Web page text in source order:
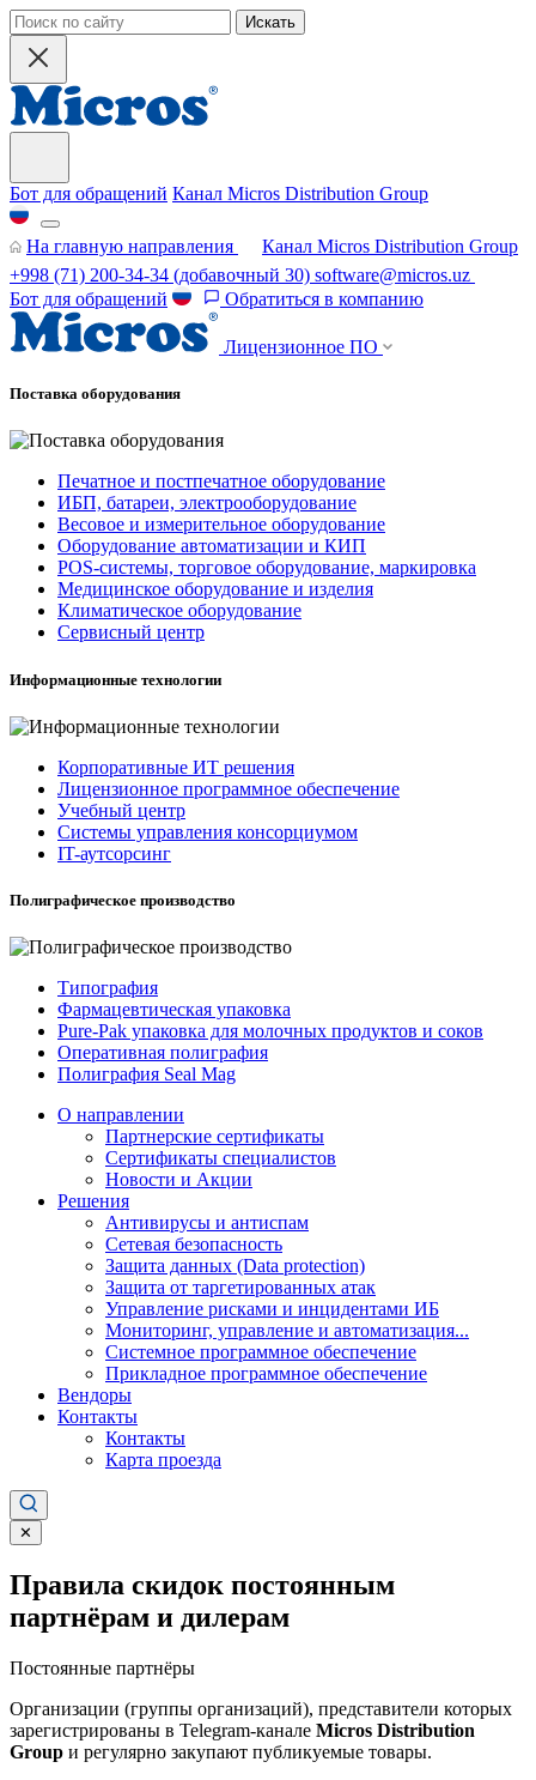
Искать
Бот для обращений Канал Micros Distribution Group
На главную направления
Канал Micros Distribution Group
+998 (71) 200-34-34 (добавочный 30) software@micros.uz
Бот для обращений
Обратиться в компанию
Лицензионное ПО
Поставка оборудования
Печатное и постпечатное оборудование
ИБП, батареи, электрооборудование
Весовое и измерительное оборудование
Оборудование автоматизации и КИП
POS-системы, торговое оборудование, маркировка
Медицинское оборудование и изделия
Климатическое оборудование
Сервисный центр
Информационные технологии
Корпоративные ИТ решения
Лицензионное программное обеспечение
Учебный центр
Системы управления консорциумом
IT-аутсорсинг
Полиграфическое производство
Типография
Фармацевтическая упаковка
Pure-Pak упаковка для молочных продуктов и соков
Оперативная полиграфия
Полиграфия Seal Mag
О направлении
Партнерские сертификаты
Сертификаты специалистов
Новости и Акции
Решения
Антивирусы и антиспам
Сетевая безопасность
Защита данных (Data protection)
Защита от таргетированных атак
Управление рисками и инцидентами ИБ
Мониторинг, управление и автоматизация...
Системное программное обеспечение
Прикладное программное обеспечение
Вендоры
Контакты
Контакты
Карта проезда
✕
Правила скидок постоянным
партнёрам и дилерам
Постоянные партнёры
Организации (группы организаций), представители которых
зарегистрированы в Telegram-канале Micros Distribution
Group и регулярно закупают публикуемые товары.